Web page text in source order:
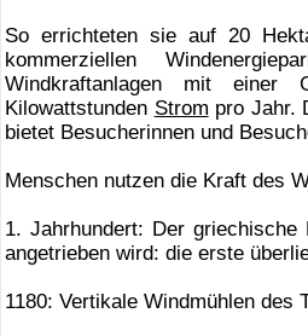
So errichteten sie auf 20
kommerziellen
Windkraftanlagen mit einer
Kilowattstunden Strom pro Jahr.
bietet Besucherinnen und
Menschen nutzen die Kraft des
1. Jahrhundert: Der
angetrieben wird: die erste
1180: Vertikale Windmühlen